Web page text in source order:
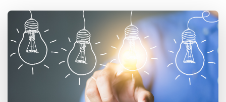
Vraag een demo aan Inloggen